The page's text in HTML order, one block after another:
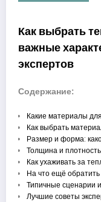
Как выбрать
важные
экспертов
Содержание:
Какие материалы
Как выбрать
Размер и форма:
Толщина и
Как ухаживать за
На что ещё
Типичные сценарии
Лучшие советы